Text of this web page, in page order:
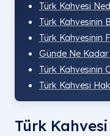
Türk Kahvesi
Türk Kahvesinin
Türk Kahvesinin
Günde Ne Kadar
Türk Kahvesinin
Türk Kahvesi
Türk